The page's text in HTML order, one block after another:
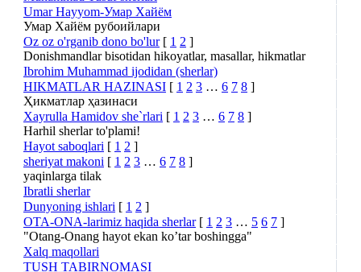
Umar Hayyom-Умар Хайём
Умар Хайём рубоийлари
Oz oz o'rganib dono bo'lur [ 1 2 ]
Donishmandlar bisotidan hikoyatlar, masallar, hikmatlar
Ibrohim Muhammad ijodidan (sherlar)
HIKMATLAR HAZINASI [ 1 2 3 … 6 7 8 ]
Ҳикматлар ҳазинаси
Xayrulla Hamidov she`rlari [ 1 2 3 … 6 7 8 ]
Harhil sherlar to'plami!
Hayot saboqlari [ 1 2 ]
sheriyat makoni [ 1 2 3 … 6 7 8 ]
yaqinlarga tilak
Ibratli sherlar
Dunyoning ishlari [ 1 2 ]
OTA-ONA-larimiz haqida sherlar [ 1 2 3 … 5 6 7 ]
"Otang-Onang hayot ekan ko’tar boshingga"
Xalq maqollari
TUSH TABIRNOMASI